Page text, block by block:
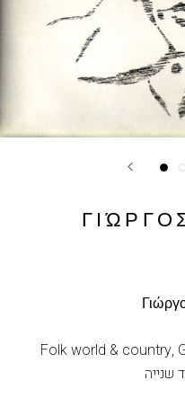
Folk world & country,
שנייה